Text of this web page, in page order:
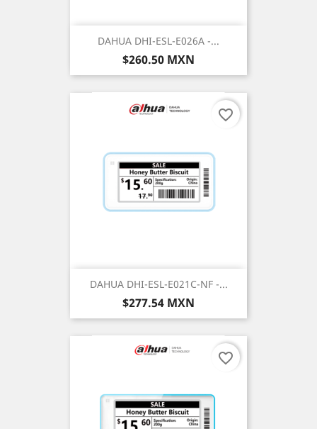
DAHUA DHI-ESL-E026A -...
Precio
$260.50 MXN
DAHUA DHI-ESL-E021C-NF -...
Precio
$277.54 MXN
favorite_border
favorite_border